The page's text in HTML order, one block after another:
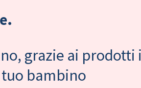
grazie ai
bambino